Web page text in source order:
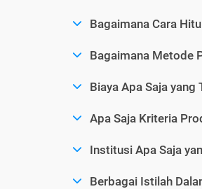
Bagaimana Cara
Bagaimana Metode
Biaya Apa Saja yang
Apa Saja Kriteria
Institusi Apa Saja
Berbagai Istilah